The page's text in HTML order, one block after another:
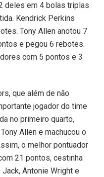
deles em 4 bolas triplas
Kendrick Perkins
Tony Allen anotou 7
e pegou 6 rebotes.
com 5 pontos e 3
que além de não
jogador do time
no primeiro quarto,
Allen e machucou o
o melhor pontuador
21 pontos, cestinha
Antonie Wright e